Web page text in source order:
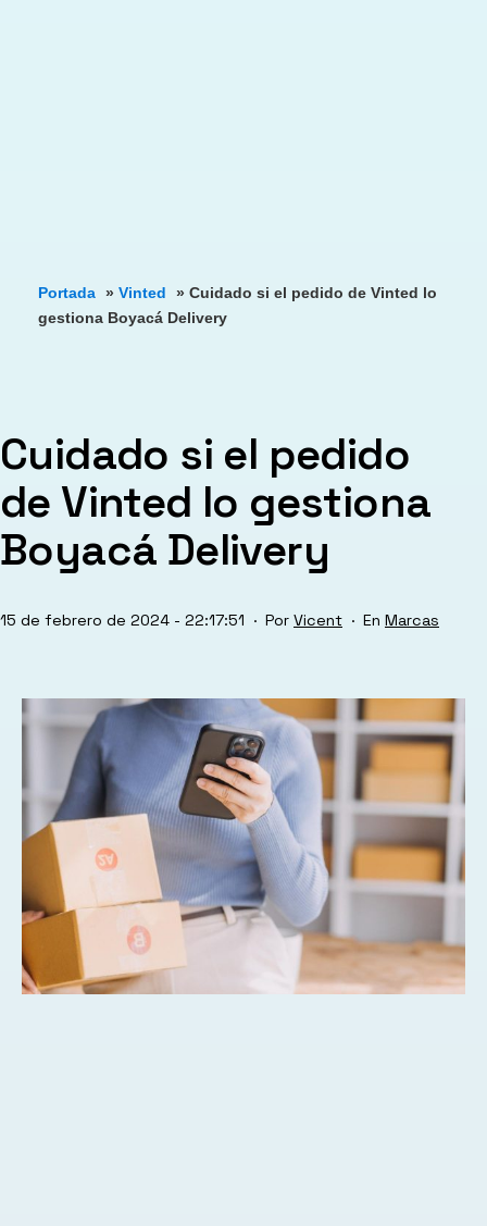
Portada » Vinted » Cuidado si el pedido de Vinted lo
gestiona Boyacá Delivery
Cuidado si el pedido
de Vinted lo gestiona
Boyacá Delivery
Publicada
15 de febrero de 2024 - 22:17:51 Por Vicent
Categorizado
Marcas